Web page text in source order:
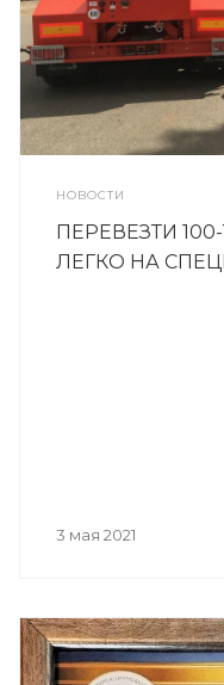
НОВОСТИ
ПЕРЕВЕЗТИ
ЛЕГКО НА
3 мая 2021